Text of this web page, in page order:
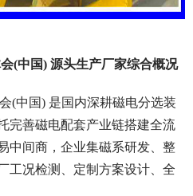
(中国) 源头生产厂家综合概况
(中国) 是国内深耕磁电分选装
完善磁电配套产业链搭建全流
中间商，企业集磁系研发、整
工况检测、定制方案设计、全